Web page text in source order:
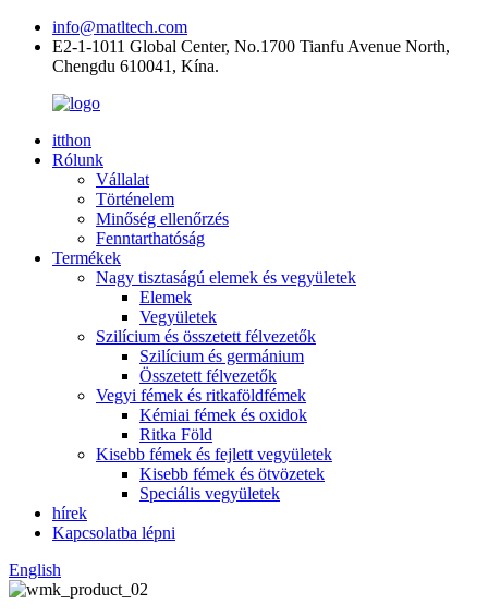
info@matltech.com
E2-1-1011 Global Center, No.1700 Tianfu Avenue North,
Chengdu 610041, Kína.
itthon
Rólunk
Vállalat
Történelem
Minőség ellenőrzés
Fenntarthatóság
Termékek
Nagy tisztaságú elemek és vegyületek
Elemek
Vegyületek
Szilícium és összetett félvezetők
Szilícium és germánium
Összetett félvezetők
Vegyi fémek és ritkaföldfémek
Kémiai fémek és oxidok
Ritka Föld
Kisebb fémek és fejlett vegyületek
Kisebb fémek és ötvözetek
Speciális vegyületek
hírek
Kapcsolatba lépni
English